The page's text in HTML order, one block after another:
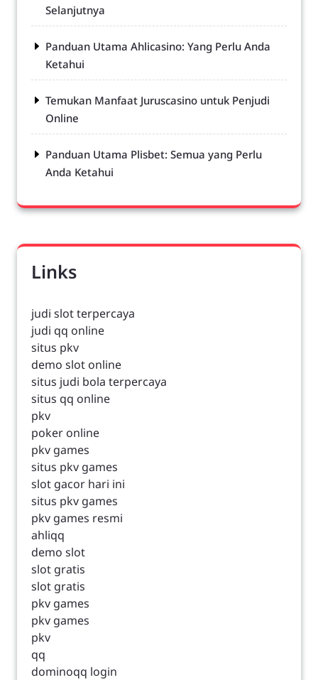
Selanjutnya
Panduan Utama Ahlicasino: Yang Perlu Anda
Ketahui
Temukan Manfaat Juruscasino untuk Penjudi
Online
Panduan Utama Plisbet: Semua yang Perlu
Anda Ketahui
Links
judi slot terpercaya
judi qq online
situs pkv
demo slot online
situs judi bola terpercaya
situs qq online
pkv
poker online
pkv games
situs pkv games
slot gacor hari ini
situs pkv games
pkv games resmi
ahliqq
demo slot
slot gratis
slot gratis
pkv games
pkv games
pkv
qq
dominoqq login